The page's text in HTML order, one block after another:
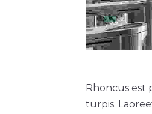
Rhoncus est
turpis.